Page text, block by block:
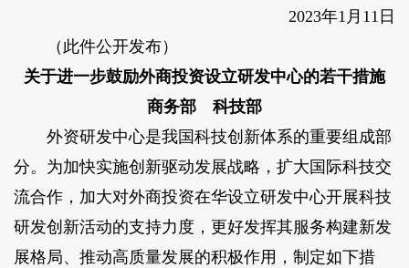
2023年1月11日
（此件公开发布）
关于进一步鼓励外商投资设立研发中心的若干措施
商务部 科技部
外资研发中心是我国科技创新体系的重要组成部
分。为加快实施创新驱动发展战略，扩大国际科技交
流合作，加大对外商投资在华设立研发中心开展科技
研发创新活动的支持力度，更好发挥其服务构建新发
展格局、推动高质量发展的积极作用，制定如下措